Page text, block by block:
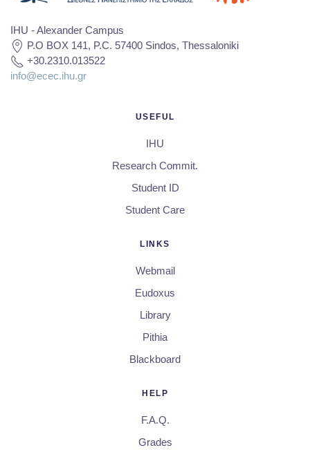
IHU - Alexander Campus
P.O BOX 141, P.C. 57400 Sindos, Thessaloniki
+30.2310.013522
info@ecec.ihu.gr
USEFUL
IHU
Research Commit.
Student ID
Student Care
LINKS
Webmail
Eudoxus
Library
Pithia
Blackboard
HELP
F.A.Q.
Grades